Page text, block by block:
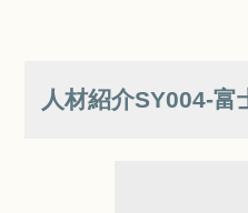
人材紹介SY004‐富